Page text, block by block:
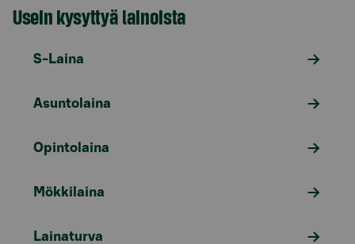
Usein kysyttyä lainoista
S-Laina
Asuntolaina
Opintolaina
Mökkilaina
Lainaturva